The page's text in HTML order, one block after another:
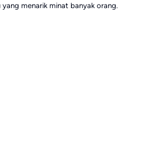
menarik minat banyak orang.